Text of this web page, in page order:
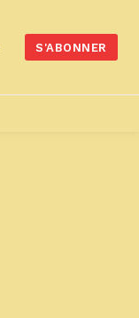
S'ABONNER